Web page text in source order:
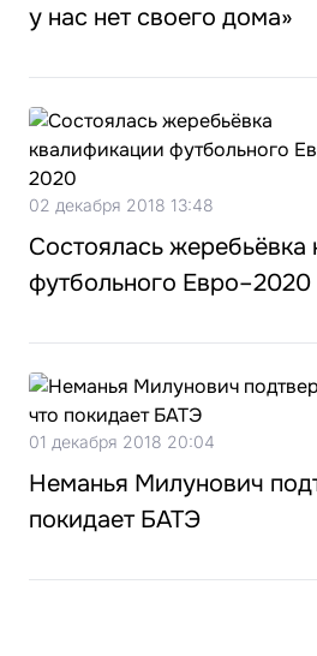
у нас нет своего дома»
02 декабря 2018 13:48
Состоялась жеребьёвка
футбольного Евро–2020
01 декабря 2018 20:04
Неманья Милунович
покидает БАТЭ